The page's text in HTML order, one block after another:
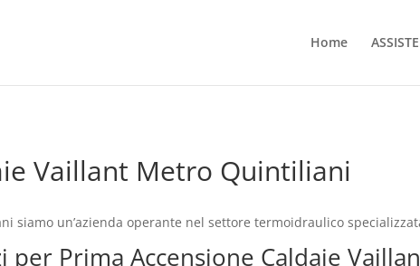
Home
Vaillant Metro Quintiliani
siamo un’azienda operante nel settore termoidraulico
per Prima Accensione Caldaie